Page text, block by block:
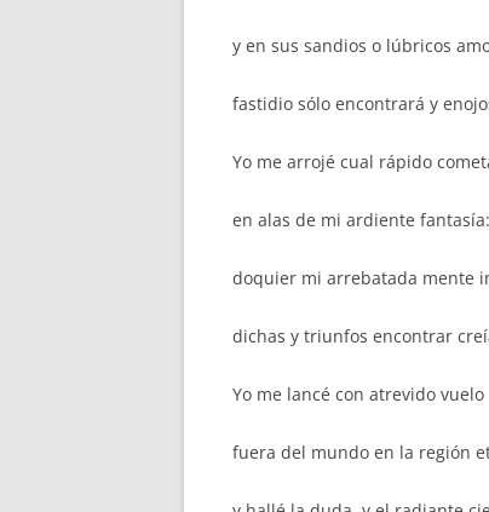
y en sus sandios o lúbricos
fastidio sólo encontrará y
Yo me arrojé cual rápido
en alas de mi ardiente fantasía:
doquier mi arrebatada mente
dichas y triunfos encontrar
Yo me lancé con atrevido vuelo
fuera del mundo en la región